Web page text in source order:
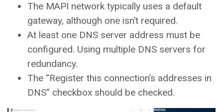
The MAPI network typically uses a default
gateway, although one isn’t required.
At least one DNS server address must be
configured. Using multiple DNS servers for
redundancy.
The “Register this connection’s addresses in
DNS” checkbox should be checked.